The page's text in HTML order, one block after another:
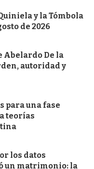
y la Tómbola
de 2026
Abelardo De la
autoridad y
para una fase
teorías
los datos
un matrimonio: la